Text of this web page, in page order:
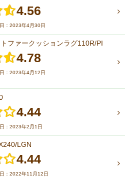
4.56
：2023年4月30日
ファークッションラグ110R/PI
4.78
：2023年4月12日
4.44
：2023年2月1日
LGN
4.44
：2022年11月12日